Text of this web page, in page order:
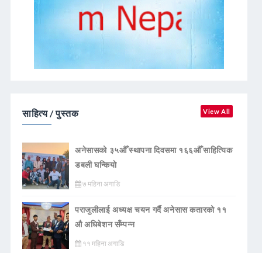
साहित्य / पुस्तक View All
अनेसासको ३५औँ स्थापना दिवसमा १६६औँ साहित्यिक
डबली घन्कियाे
७ महिना अगाडि
पराजुलीलाई अध्यक्ष चयन गर्दै अनेसास कतारको ११
औ अधिबेशन सँम्पन्न
११ महिना अगाडि